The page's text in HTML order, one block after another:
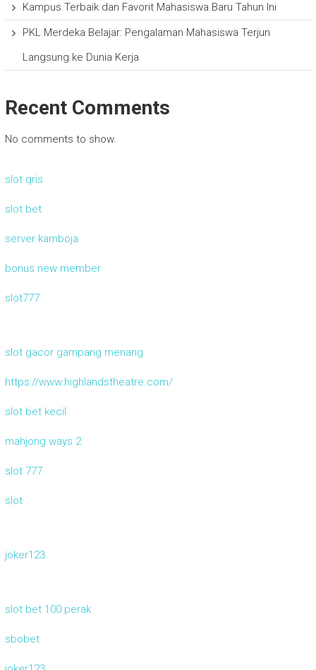
Kampus Terbaik dan Favorit Mahasiswa Baru Tahun Ini
PKL Merdeka Belajar: Pengalaman Mahasiswa Terjun
Langsung ke Dunia Kerja
Recent Comments
No comments to show.
slot qris
slot bet
server kamboja
bonus new member
slot777
slot gacor gampang menang
https://www.highlandstheatre.com/
slot bet kecil
mahjong ways 2
slot 777
slot
joker123
slot bet 100 perak
sbobet